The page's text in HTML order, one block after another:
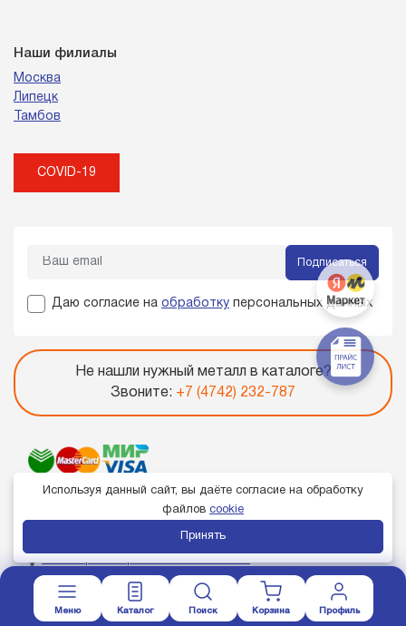
Меню Каталог Поиск Корзина Профиль
Наши филиалы
Москва
Липецк
Тамбов
COVID-19
Подписаться
Даю согласие на обработку персональных данных
Не нашли нужный металл в каталоге?
Звоните: +7 (4742) 232-787
Используя данный сайт, вы даёте согласие на обработку
файлов cookie
Принять